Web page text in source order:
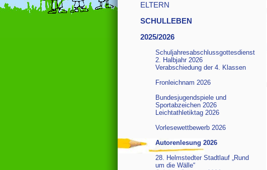
ELTERN
SCHULLEBEN
2025/2026
Schuljahresabschlussgottesdienst
2. Halbjahr 2026
Verabschiedung der 4. Klassen
Fronleichnam 2026
Bundesjugendspiele und
Sportabzeichen 2026
Leichtathletiktag 2026
Vorlesewettbewerb 2026
Autorenlesung 2026
28. Helmstedter Stadtlauf „Rund
um die Wälle“